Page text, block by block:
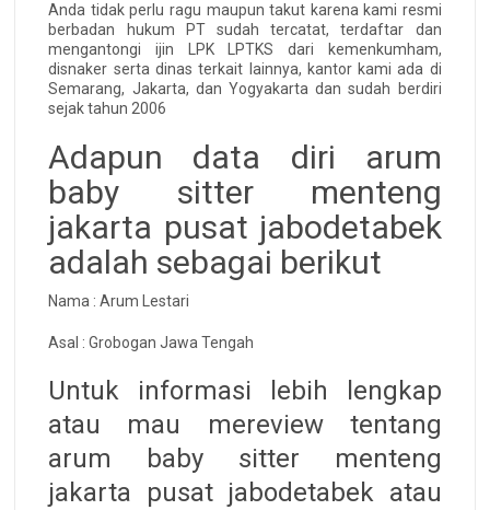
Anda tidak perlu ragu maupun takut karena kami resmi
berbadan hukum PT sudah tercatat, terdaftar dan
mengantongi ijin LPK LPTKS dari kemenkumham,
disnaker serta dinas terkait lainnya, kantor kami ada di
Semarang, Jakarta, dan Yogyakarta dan sudah berdiri
sejak tahun 2006
Adapun data diri arum
baby sitter menteng
jakarta pusat jabodetabek
adalah sebagai berikut
Nama : Arum Lestari
Asal : Grobogan Jawa Tengah
Untuk informasi lebih lengkap
atau mau mereview tentang
arum baby sitter menteng
jakarta pusat jabodetabek atau